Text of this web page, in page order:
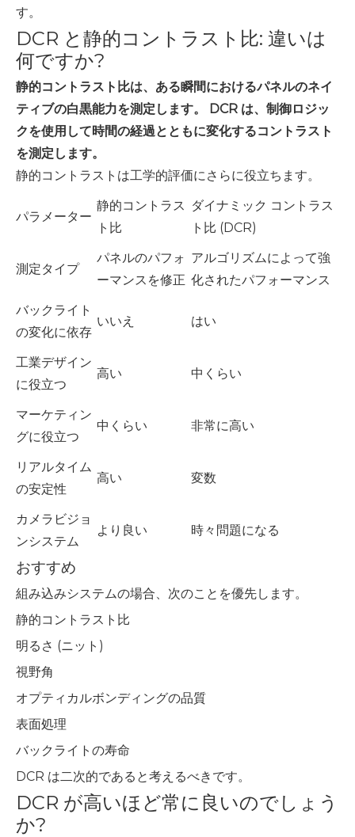
す。
DCR と静的コントラスト比: 違いは
何ですか?
静的コントラスト比は、ある瞬間におけるパネルのネイ
ティブの白黒能力を測定します。 DCR は、制御ロジッ
クを使用して時間の経過とともに変化するコントラスト
を測定します。
静的コントラストは工学的評価にさらに役立ちます。
パラメーター
静的コントラス
ト比
ダイナミック コントラス
ト比 (DCR)
測定タイプ
パネルのパフォ
ーマンスを修正
アルゴリズムによって強
化されたパフォーマンス
バックライト
の変化に依存
いいえ はい
工業デザイン
に役立つ
高い 中くらい
マーケティン
グに役立つ
中くらい 非常に高い
リアルタイム
の安定性
高い 変数
カメラビジョ
ンシステム
より良い 時々問題になる
おすすめ
組み込みシステムの場合、次のことを優先します。
静的コントラスト比
明るさ (ニット)
視野角
オプティカルボンディングの品質
表面処理
バックライトの寿命
DCR は二次的であると考えるべきです。
DCR が高いほど常に良いのでしょう
か?